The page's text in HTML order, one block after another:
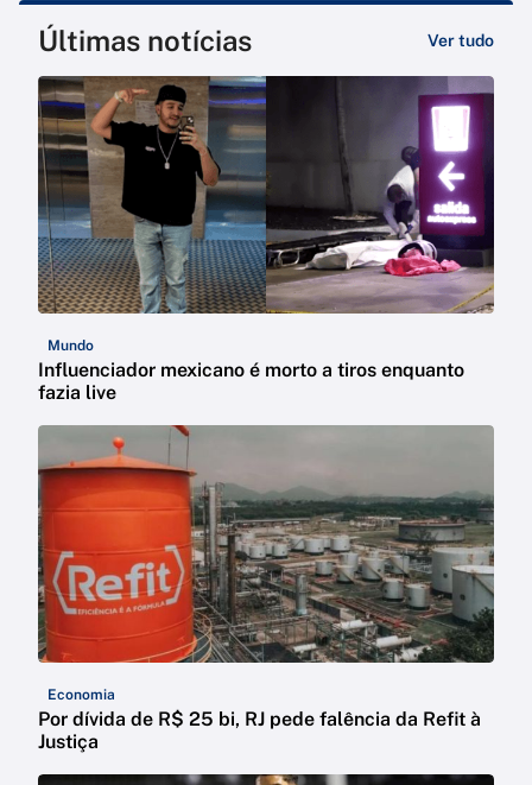
Últimas notícias Ver tudo
Mundo
Influenciador mexicano é morto a tiros enquanto
fazia live
Economia
Por dívida de R$ 25 bi, RJ pede falência da Refit à
Justiça